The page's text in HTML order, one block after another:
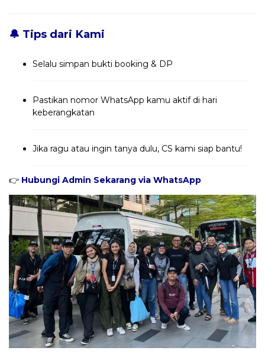
🔔 Tips dari Kami
Selalu simpan bukti booking & DP
Pastikan nomor WhatsApp kamu aktif di hari
keberangkatan
Jika ragu atau ingin tanya dulu, CS kami siap bantu!
👉 Hubungi Admin Sekarang via WhatsApp